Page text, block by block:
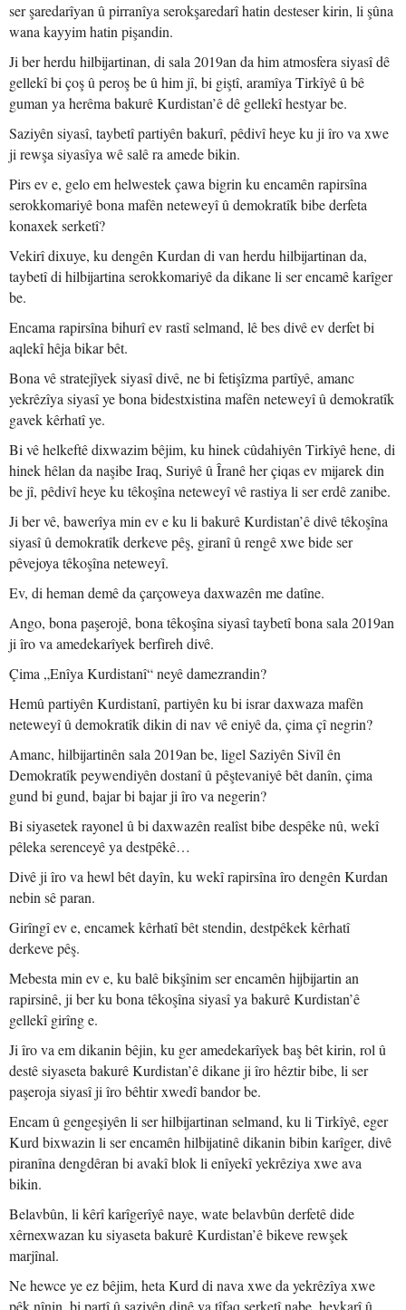
ser şaredarîyan û pirranîya serokşaredarî hatin desteser kirin, li şûna
wana kayyim hatin pişandin.
Ji ber herdu hilbijartinan, di sala 2019an da him atmosfera siyasî dê
gellekî bi çoş û peroş be û him jî, bi giştî, aramîya Tirkîyê û bê
guman ya herêma bakurê Kurdistan’ê dê gellekî hestyar be.
Saziyên siyasî, taybetî partiyên bakurî, pêdivî heye ku ji îro va xwe
ji rewşa siyasîya wê salê ra amede bikin.
Pirs ev e, gelo em helwestek çawa bigrin ku encamên rapirsîna
serokkomariyê bona mafên neteweyî û demokratîk bibe derfeta
konaxek serketî?
Vekirî dixuye, ku dengên Kurdan di van herdu hilbijartinan da,
taybetî di hilbijartina serokkomariyê da dikane li ser encamê karîger
be.
Encama rapirsîna bihurî ev rastî selmand, lê bes divê ev derfet bi
aqlekî hêja bikar bêt.
Bona vê stratejîyek siyasî divê, ne bi fetişîzma partîyê, amanc
yekrêzîya siyasî ye bona bidestxistina mafên neteweyî û demokratîk
gavek kêrhatî ye.
Bi vê helkeftê dixwazim bêjim, ku hinek cûdahiyên Tirkîyê hene, di
hinek hêlan da naşibe Iraq, Suriyê û Îranê her çiqas ev mijarek din
be jî, pêdivî heye ku têkoşîna neteweyî vê rastiya li ser erdê zanibe.
Ji ber vê, bawerîya min ev e ku li bakurê Kurdistan’ê divê têkoşîna
siyasî û demokratîk derkeve pêş, giranî û rengê xwe bide ser
pêvejoya têkoşîna neteweyî.
Ev, di heman demê da çarçoweya daxwazên me datîne.
Ango, bona paşerojê, bona têkoşîna siyasî taybetî bona sala 2019an
ji îro va amedekarîyek berfireh divê.
Çima „Enîya Kurdistanî“ neyê damezrandin?
Hemû partiyên Kurdistanî, partiyên ku bi israr daxwaza mafên
neteweyî û demokratîk dikin di nav vê eniyê da, çima çî negrin?
Amanc, hilbijartinên sala 2019an be, ligel Saziyên Sivîl ên
Demokratîk peywendiyên dostanî û pêştevaniyê bêt danîn, çima
gund bi gund, bajar bi bajar ji îro va negerin?
Bi siyasetek rayonel û bi daxwazên realîst bibe despêke nû, wekî
pêleka serenceyê ya destpêkê…
Divê ji îro va hewl bêt dayîn, ku wekî rapirsîna îro dengên Kurdan
nebin sê paran.
Girîngî ev e, encamek kêrhatî bêt stendin, destpêkek kêrhatî
derkeve pêş.
Mebesta min ev e, ku balê bikşînim ser encamên hijbijartin an
rapirsinê, ji ber ku bona têkoşîna siyasî ya bakurê Kurdistan’ê
gellekî girîng e.
Ji îro va em dikanin bêjin, ku ger amedekarîyek baş bêt kirin, rol û
destê siyaseta bakurê Kurdistan’ê dikane ji îro hêztir bibe, li ser
paşeroja siyasî ji îro bêhtir xwedî bandor be.
Encam û gengeşiyên li ser hilbijartinan selmand, ku li Tirkîyê, eger
Kurd bixwazin li ser encamên hilbijatinê dikanin bibin karîger, divê
piranîna dengdêran bi avakî blok li enîyekî yekrêziya xwe ava
bikin.
Belavbûn, li kêrî karîgerîyê naye, wate belavbûn derfetê dide
xêrnexwazan ku siyaseta bakurê Kurdistan’ê bikeve rewşek
marjînal.
Ne hewce ye ez bêjim, heta Kurd di nava xwe da yekrêzîya xwe
pêk nînin, bi partî û saziyên dinê va tîfaq serketî nabe, hevkarî û